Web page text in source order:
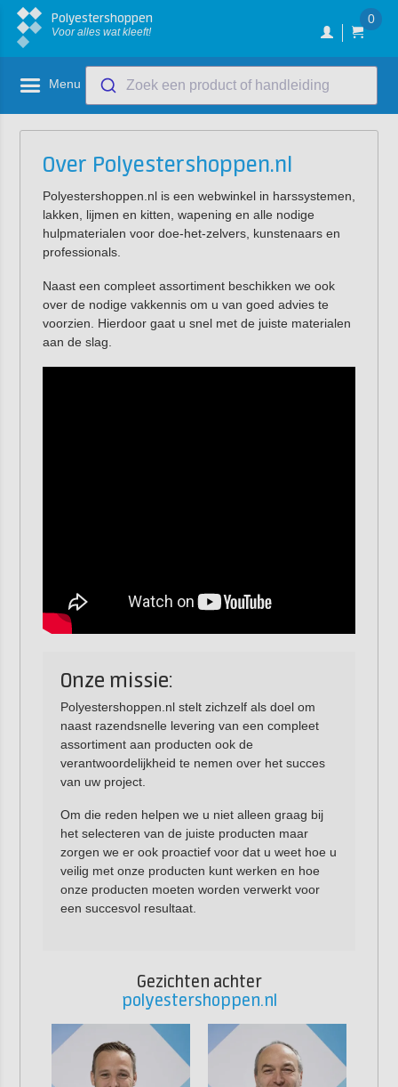
Polyestershoppen
Voor alles wat kleeft!
0
Menu Zoek een product of handleiding
Over Polyestershoppen.nl
Polyestershoppen.nl is een webwinkel in harssystemen,
lakken, lijmen en kitten, wapening en alle nodige
hulpmaterialen voor doe-het-zelvers, kunstenaars en
professionals.
Naast een compleet assortiment beschikken we ook
over de nodige vakkennis om u van goed advies te
voorzien. Hierdoor gaat u snel met de juiste materialen
aan de slag.
Onze missie:
Polyestershoppen.nl stelt zichzelf als doel om
naast razendsnelle levering van een compleet
assortiment aan producten ook de
verantwoordelijkheid te nemen over het succes
van uw project.
Om die reden helpen we u niet alleen graag bij
het selecteren van de juiste producten maar
zorgen we er ook proactief voor dat u weet hoe u
veilig met onze producten kunt werken en hoe
onze producten moeten worden verwerkt voor
een succesvol resultaat.
Gezichten achter
polyestershoppen.nl